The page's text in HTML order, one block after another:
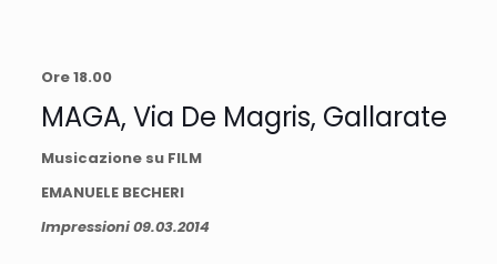
Ore 18.00
MAGA, Via De Magris, Gallarate
Musicazione su FILM
EMANUELE BECHERI
Impressioni 09.03.2014